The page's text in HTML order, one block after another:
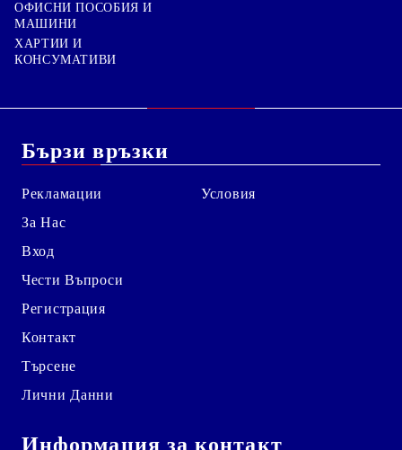
ОФИСНИ ПОСОБИЯ И
МАШИНИ
ХАРТИИ И
КОНСУМАТИВИ
Бързи връзки
Рекламации
За Нас
Вход
Чести Въпроси
Регистрация
Контакт
Търсене
Лични Данни
Условия
Информация за контакт